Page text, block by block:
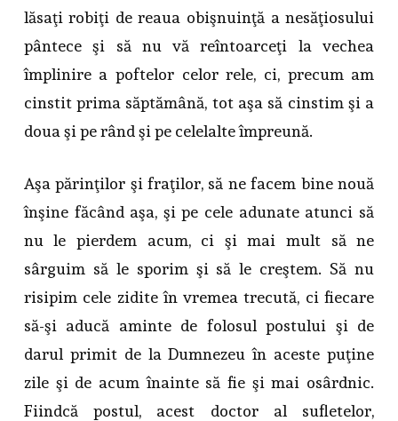
lăsaţi robiţi de reaua obişnuinţă a nesăţiosului
pântece şi să nu vă reîntoarceţi la vechea
împlinire a poftelor celor rele, ci, precum am
cinstit prima săptămână, tot aşa să cinstim şi a
doua şi pe rând şi pe celelalte împreună.
Aşa părinţilor şi fraţilor, să ne facem bine nouă
înşine făcând aşa, şi pe cele adunate atunci să
nu le pierdem acum, ci şi mai mult să ne
sârguim să le sporim şi să le creştem. Să nu
risipim cele zidite în vremea trecută, ci fiecare
să-şi aducă aminte de folosul postului şi de
darul primit de la Dumnezeu în aceste puţine
zile şi de acum înainte să fie şi mai osârdnic.
Fiindcă postul, acest doctor al sufletelor,